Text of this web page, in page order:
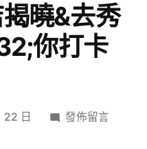
曉&去秀
你打卡
日
在
發佈留言